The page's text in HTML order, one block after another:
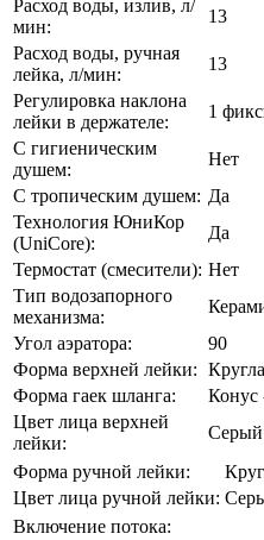
Расход воды, излив, л/
мин:
13
Расход воды, ручная
лейка, л/мин:
13
Регулировка наклона
лейки в держателе:
1
С гигиеническим
душем:
Нет
С тропическим душем: Да
Технология ЮниКор
(UniCore):
Да
Термостат (смесители): Нет
Тип водозапорного
механизма:
Угол аэратора:
90
Форма верхней лейки:
Форма гаек шланга:
Конус
Цвет лица верхней
лейки:
Серый
Форма ручной лейки:
Цвет лица ручной лейки:
Включение потока: